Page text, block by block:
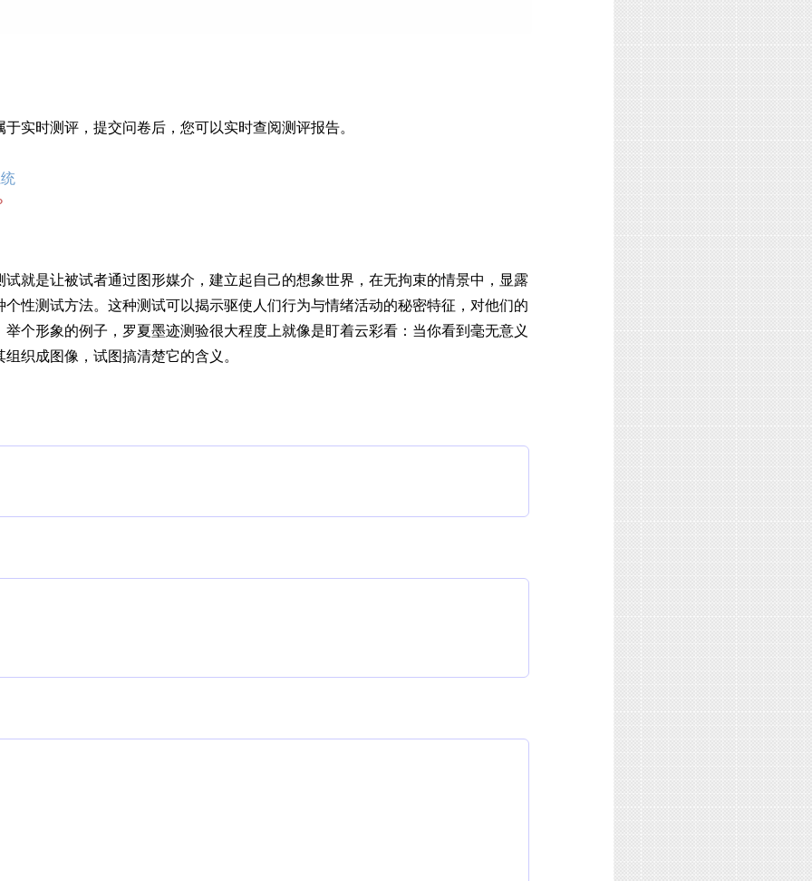
实时测评，提交问卷后，您可以实时查阅测评报告。
试就是让被试者通过图形媒介，建立起自己的想象世界，在无拘束的情景中，显露
个性测试方法。这种测试可以揭示驱使人们行为与情绪活动的秘密特征，对他们的
举个形象的例子，罗夏墨迹测验很大程度上就像是盯着云彩看：当你看到毫无意义
织成图像，试图搞清楚它的含义。